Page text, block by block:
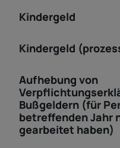
Kindergeld
Kindergeld
Aufhebung von
Bußgeldern (für
betreffenden Jahr
gearbeitet haben)